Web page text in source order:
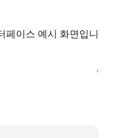
페이스 예시 화면입니